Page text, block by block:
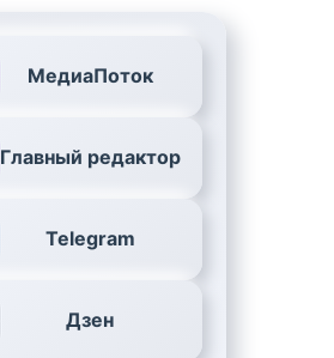
МедиаПоток
Главный редактор
Telegram
Дзен